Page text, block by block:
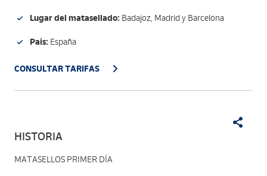
Lugar del matasellado: Badajoz, Madrid y Barcelona
País: España
CONSULTAR TARIFAS
HISTORIA
MATASELLOS PRIMER DÍA